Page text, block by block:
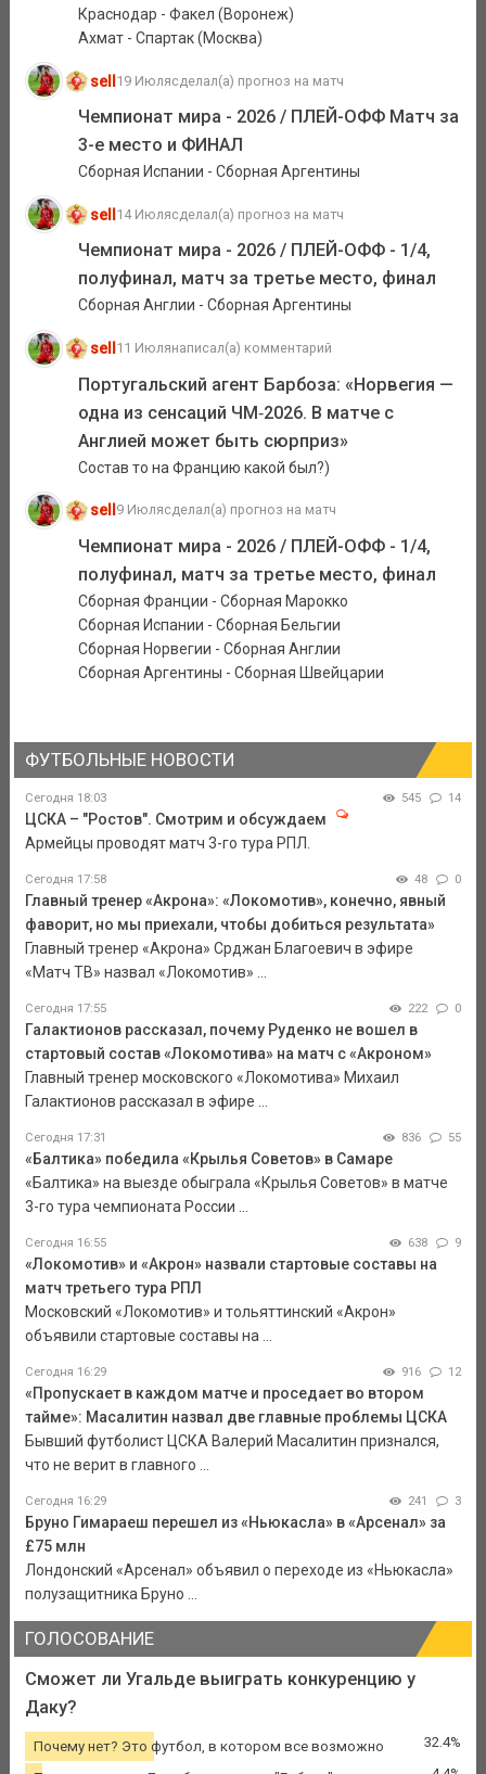
Краснодар - Факел (Воронеж)
Ахмат - Спартак (Москва)
sell 19 Июлясделал(а) прогноз на матч
Чемпионат мира - 2026 / ПЛЕЙ-ОФФ Матч за
3-е место и ФИНАЛ
Сборная Испании - Сборная Аргентины
sell 14 Июлясделал(а) прогноз на матч
Чемпионат мира - 2026 / ПЛЕЙ-ОФФ - 1/4,
полуфинал, матч за третье место, финал
Сборная Англии - Сборная Аргентины
sell 11 Июлянаписал(а) комментарий
Португальский агент Барбоза: «Норвегия —
одна из сенсаций ЧМ‑2026. В матче с
Англией может быть сюрприз»
Состав то на Францию какой был?)
sell 9 Июлясделал(а) прогноз на матч
Чемпионат мира - 2026 / ПЛЕЙ-ОФФ - 1/4,
полуфинал, матч за третье место, финал
Сборная Франции - Сборная Марокко
Сборная Испании - Сборная Бельгии
Сборная Норвегии - Сборная Англии
Сборная Аргентины - Сборная Швейцарии
ФУТБОЛЬНЫЕ НОВОСТИ
Сегодня 18:03 545 14
ЦСКА – "Ростов". Смотрим и обсуждаем
Армейцы проводят матч 3-го тура РПЛ.
Сегодня 17:58 48 0
Главный тренер «Акрона»: «Локомотив», конечно, явный
фаворит, но мы приехали, чтобы добиться результата»
Главный тренер «Акрона» Срджан Благоевич в эфире
«Матч ТВ» назвал «Локомотив» ...
Сегодня 17:55 222 0
Галактионов рассказал, почему Руденко не вошел в
стартовый состав «Локомотива» на матч с «Акроном»
Главный тренер московского «Локомотива» Михаил
Галактионов рассказал в эфире ...
Сегодня 17:31 836 55
«Балтика» победила «Крылья Советов» в Самаре
«Балтика» на выезде обыграла «Крылья Советов» в матче
3-го тура чемпионата России ...
Сегодня 16:55 638 9
«Локомотив» и «Акрон» назвали стартовые составы на
матч третьего тура РПЛ
Московский «Локомотив» и тольяттинский «Акрон»
объявили стартовые составы на ...
Сегодня 16:29 916 12
«Пропускает в каждом матче и проседает во втором
тайме»: Масалитин назвал две главные проблемы ЦСКА
Бывший футболист ЦСКА Валерий Масалитин признался,
что не верит в главного ...
Сегодня 16:29 241 3
Бруно Гимараеш перешел из «Ньюкасла» в «Арсенал» за
£75 млн
Лондонский «Арсенал» объявил о переходе из «Ньюкасла»
полузащитника Бруно ...
ГОЛОСОВАНИЕ
Сможет ли Угальде выиграть конкуренцию у
Даку?
Почему нет? Это футбол, в котором все возможно 32.4%